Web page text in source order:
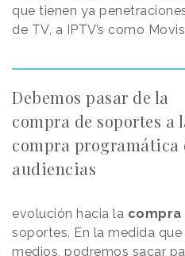
que tienen ya
de TV, a IPTV’s como
Debemos pasar de la
compra de soportes a
compra programática
audiencias
evolución hacia la compra
soportes. En la medida
medios, podremos sacar